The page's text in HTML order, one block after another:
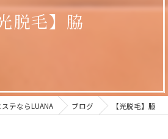
脱毛】脇
テならLUANA ブログ 【光脱毛】脇